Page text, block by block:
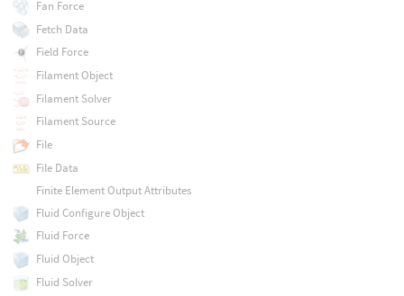
Fan Force
Fetch Data
Field Force
Filament Object
Filament Solver
Filament Source
File
File Data
Finite Element Output Attributes
Fluid Configure Object
Fluid Force
Fluid Object
Fluid Solver